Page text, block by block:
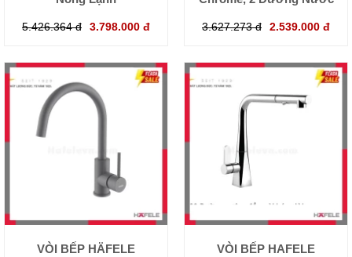
5.426.364 đ 3.798.000 đ 3.627.273 đ 2.539.000 đ
VÒI BẾP HÄFELE
VÒI BẾP HAFELE